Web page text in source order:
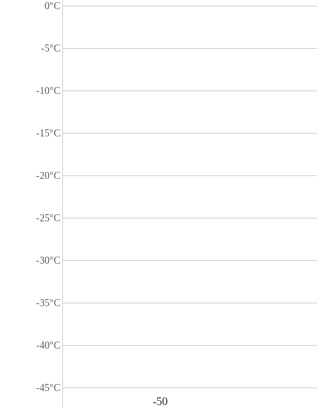
0°C
-5°C
-10°C
-15°C
-20°C
-25°C
-30°C
-35°C
-40°C
-45°C
-50